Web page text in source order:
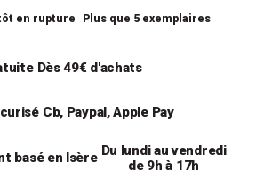
en rupture Plus que 5 exemplaires
Dès 49€ d'achats
Cb, Paypal, Apple Pay
basé en Isère Du lundi au vendredi
de 9h à 17h